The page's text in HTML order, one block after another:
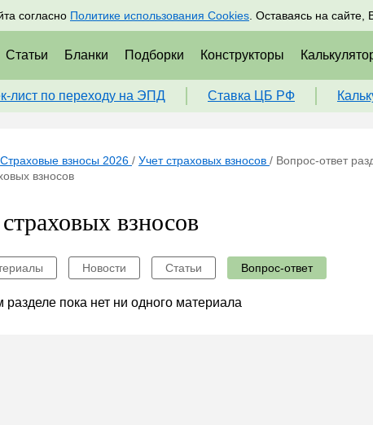
согласно Политике использования Cookies . Оставаясь на
Подписаться
Статьи Бланки Подборки Конструкторы
лист по переходу на ЭПД Ставка ЦБ РФ
Страховые взносы 2026 / Учет страховых взносов / Вопрос-ответ
взносов
взносов
Новости Статьи Вопрос-ответ
разделе пока нет ни одного материала